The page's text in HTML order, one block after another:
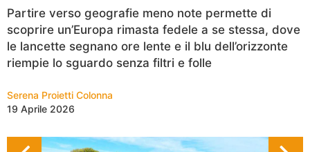
Partire verso geografie meno note permette di
scoprire un’Europa rimasta fedele a se stessa, dove
le lancette segnano ore lente e il blu dell’orizzonte
riempie lo sguardo senza filtri e folle
Serena Proietti Colonna
19 Aprile 2026